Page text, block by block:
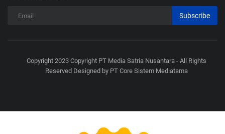
Subscribe
Copyright 2023 Copyright PT Media Satria Nusantara - All Rights
Reserved Designed by PT Core Sistem Mediatama